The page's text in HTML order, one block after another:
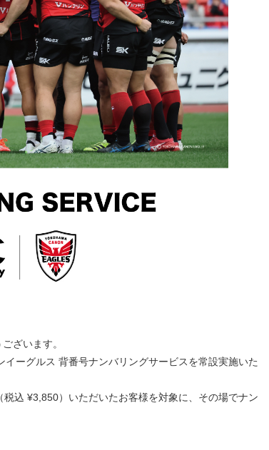
ざいます。
ーグルス 背番号ナンバリングサービスを常設実施いた
込 ¥3,850）いただいたお客様を対象に、その場でナン